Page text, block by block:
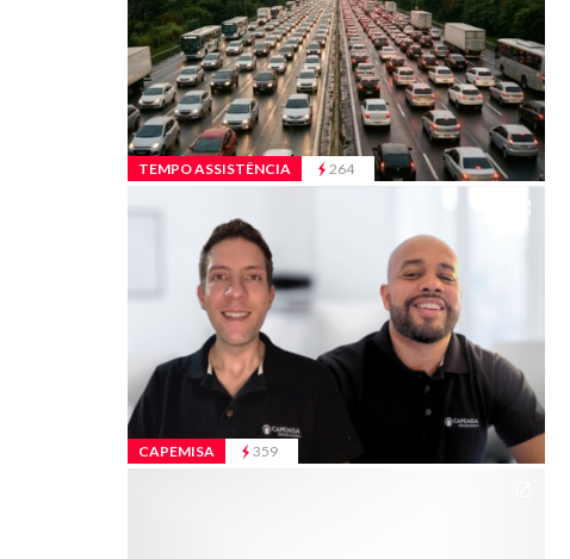
TEMPO ASSISTÊNCIA 264
CAPEMISA 359